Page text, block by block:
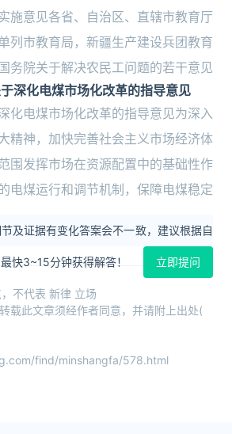
施意见各省、自治区、直辖市教育厅
列市教育局，新疆生产建设兵团教育
务院关于解决农民工问题的若干意见
深化电煤市场化改革的指导意见
化电煤市场化改革的指导意见为深入
精神，加快完善社会主义市场经济体
围发挥市场在资源配置中的基础性作
电煤运行和调节机制，保障电煤稳定
及证据有变化答案会不一致，建议根据自
快3~15分钟获得解答！ 立即提问
不代表 新律 立场
载此文章须经作者同意，并请附上出处(
find/minshangfa/578.html